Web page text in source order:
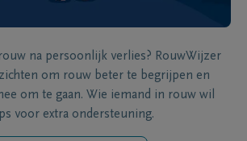
na persoonlijk verlies? RouwWijzer
om rouw beter te begrijpen en
om te gaan. Wie iemand in rouw wil
voor extra ondersteuning.